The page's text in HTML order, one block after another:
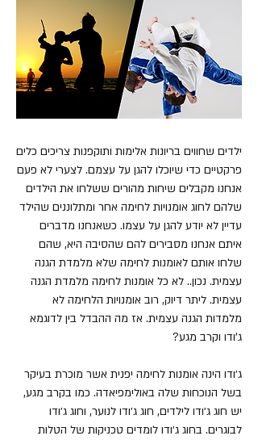
ילדים שחווים בריונות אלימות ותוקפנות צריכים כלים
פרקטיים כדי שיוכלו להגן על עצמם. לצערי לא פעם
אנחנו מקבלים שיחות מהורים ששלחו את הילדים
שלהם לחוג אומנויות לחימה אחר ומתלוננים שהילד
עדיין לא יודע להגן על עצמו. כשאנחנו מדברים
איתם אנחנו מסבירים להם שהסיבה היא, שהם
שלחו אותם לאומנות לחימה שלא מלמדת הגנה
עצמית. נכון.. לא כל אומנות לחימה מלמדת הגנה
עצמית. ליתר דיוק, רוב אומנויות הלחימה לא
מלמדות הגנה עצמית. אז מה ההבדל בין לדוגמא
ג'ודו וקרב מגע?
ג׳ודו הינה אומנות לחימה יפנית אשר מוכרת בעיקר
בשל הנוכחות שלה באולימפיאדה. כמו בקרב מגע,
יש חוג ג׳ודו לילדים, חוג ג׳ודו לנוער, וחוג ג׳ודו
לבוגרים. בחוג ג׳ודו לומדים טכניקות של הטלות